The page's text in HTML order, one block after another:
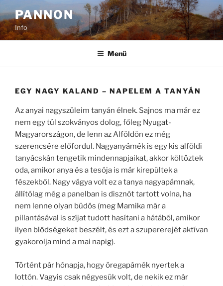
PANNON
Info
Menü
EGY NAGY KALAND – NAPELEM A TANYÁN
Az anyai nagyszüleim tanyán élnek. Sajnos ma már ez
nem egy túl szokványos dolog, főleg Nyugat-
Magyarországon, de lenn az Alföldön ez még
szerencsére előfordul. Nagyanyámék is egy kis alföldi
tanyácskán tengetik mindennapjaikat, akkor költöztek
oda, amikor anya és a tesója is már kirepültek a
fészekből. Nagy vágya volt ez a tanya nagyapámnak,
állítólag még a panelban is disznót tartott volna, ha
nem lenne olyan büdös (meg Mamika már a
pillantásával is szíjat tudott hasítani a hátából, amikor
ilyen blődségeket beszélt, és ezt a szupererejét aktívan
gyakorolja mind a mai napig).
Történt pár hónapja, hogy öregapámék nyertek a
lottón. Vagyis csak négyesük volt, de nekik ez már